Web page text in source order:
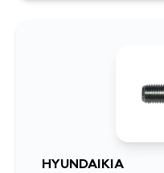
HYUNDAIKIA